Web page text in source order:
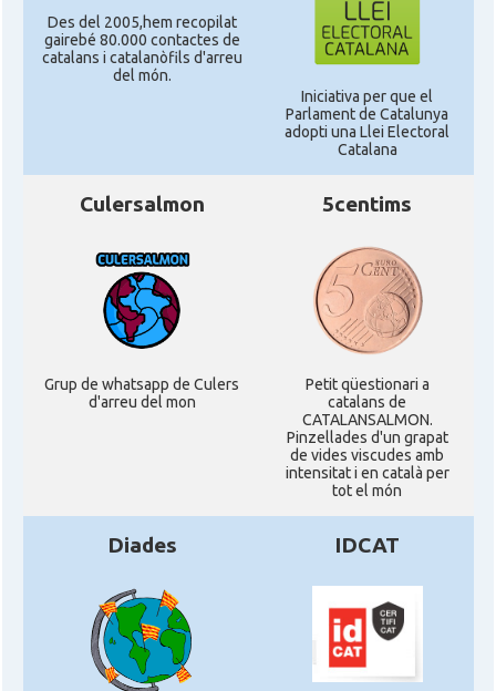
Des del 2005,hem recopilat
gairebé 80.000 contactes de
catalans i catalanòfils d'arreu
del món.
Iniciativa per que el
Parlament de Catalunya
adopti una Llei Electoral
Catalana
Culersalmon
Grup de whatsapp de Culers
d'arreu del mon
5centims
Petit qüestionari a
catalans de
CATALANSALMON.
Pinzellades d'un grapat
de vides viscudes amb
intensitat i en català per
tot el món
Diades IDCAT